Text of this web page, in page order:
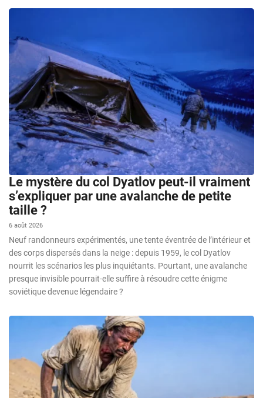
Le mystère du col Dyatlov peut-il vraiment
s’expliquer par une avalanche de petite
taille ?
6 août 2026
Neuf randonneurs expérimentés, une tente éventrée de l’intérieur et
des corps dispersés dans la neige : depuis 1959, le col Dyatlov
nourrit les scénarios les plus inquiétants. Pourtant, une avalanche
presque invisible pourrait-elle suffire à résoudre cette énigme
soviétique devenue légendaire ?